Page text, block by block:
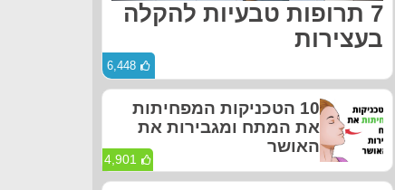
7 תרופות טבעיות להקלה
בעצירות
6,448
10 הטכניקות המפחיתות
את המתח ומגבירות את
האושר
4,901